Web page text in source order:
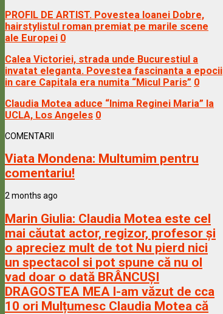
PROFIL DE ARTIST. Povestea Ioanei Dobre,
hairstylistul roman premiat pe marile scene
ale Europei 0
Calea Victoriei, strada unde Bucurestiul a
invatat eleganta. Povestea fascinanta a epocii
in care Capitala era numita “Micul Paris” 0
Claudia Motea aduce “Inima Reginei Maria” la
UCLA, Los Angeles 0
COMENTARII
Viata Mondena: Multumim pentru
comentariu!
2 months ago
Marin Giulia: Claudia Motea este cel
mai căutat actor, regizor, profesor și
o apreciez mult de tot Nu pierd nici
un spectacol si pot spune că nu ol
vad doar o dată BRÂNCUȘI
DRAGOSTEA MEA l-am văzut de cca
10 ori Mulțumesc Claudia Motea că